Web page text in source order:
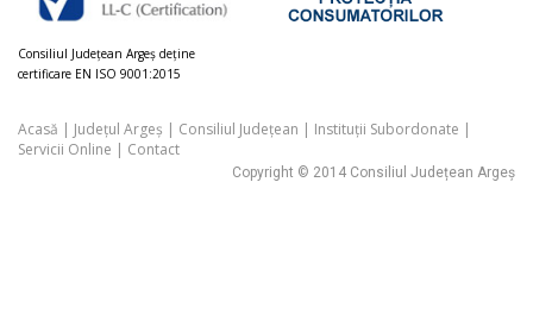
Consiliul Judeţean Argeș deţine
certificare EN ISO 9001:2015
Acasă | Județul Argeș | Consiliul Județean | Instituții Subordonate |
Servicii Online | Contact
Copyright © 2014 Consiliul Județean Argeș